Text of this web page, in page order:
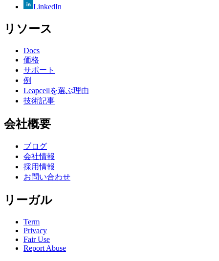
LinkedIn
リソース
Docs
価格
サポート
例
Leapcellを選ぶ理由
技術記事
会社概要
ブログ
会社情報
採用情報
お問い合わせ
リーガル
Term
Privacy
Fair Use
Report Abuse